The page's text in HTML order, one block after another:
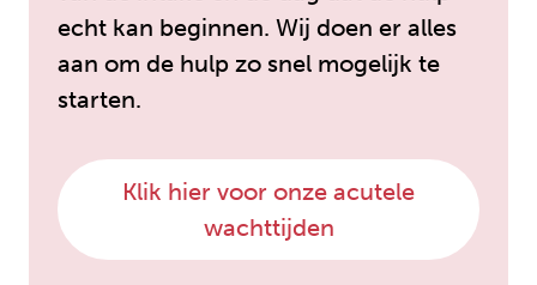
echt kan beginnen. Wij doen er alles
aan om de hulp zo snel mogelijk te
starten.
Klik hier voor onze acutele
wachttijden